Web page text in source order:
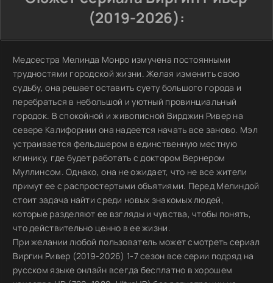
(2019-2026):
Медсестра Мелинда Монро измучена постоянными
трудностями городской жизни. Желая изменить свою
судьбу, она решает оставить суету большого города и
перебраться в небольшой и уютный провинциальный
городок. В спокойной и живописной Вирджин Ривер на
севере Калифорнии она надеется начать все заново. Мэл
устраивается фельдшером в единственную местную
клинику, где будет работать с доктором Вернером
Муллинсом. Однако, она не ожидает, что не все жители
примут ее с распростертыми объятиями. Перед Мелиндой
стоит задача найти среди новых знакомых людей,
которые разделяют ее взгляды и чувства, чтобы понять,
что действительно ценно в ее жизни.
При желании любой пользователь может смотреть сериал
Виргин Ривер (2019-2026) 1-7 сезон все серии подряд на
русском языке онлайн всегда бесплатно в хорошем